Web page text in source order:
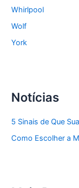
Whirlpool
Wolf
York
Notícias
5 Sinais de Que
Como Escolher a